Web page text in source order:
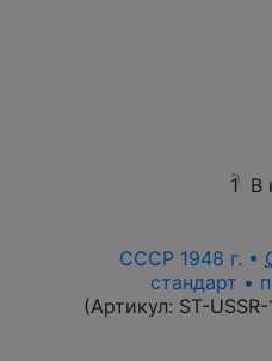
1 В
СССР 1948 г. •
стандарт •
(Артикул: ST-